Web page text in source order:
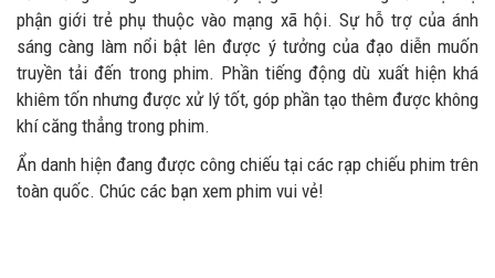
phận giới trẻ phụ thuộc vào mạng xã hội. Sự hỗ trợ của ánh
sáng càng làm nổi bật lên được ý tưởng của đạo diễn muốn
truyền tải đến trong phim. Phần tiếng động dù xuất hiện khá
khiêm tốn nhưng được xử lý tốt, góp phần tạo thêm được không
khí căng thẳng trong phim.
Ẩn danh hiện đang được công chiếu tại các rạp chiếu phim trên
toàn quốc. Chúc các bạn xem phim vui vẻ!